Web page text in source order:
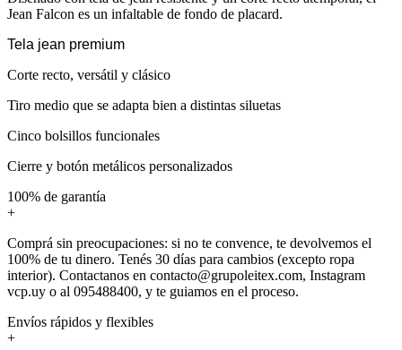
Jean Falcon es un infaltable de fondo de placard.
Tela jean premium
Corte recto, versátil y clásico
Tiro medio que se adapta bien a distintas siluetas
Cinco bolsillos funcionales
Cierre y botón metálicos personalizados
100% de garantía
+
Comprá sin preocupaciones: si no te convence, te devolvemos el
100% de tu dinero. Tenés 30 días para cambios (excepto ropa
interior). Contactanos en contacto@grupoleitex.com, Instagram
vcp.uy o al 095488400, y te guiamos en el proceso.
Envíos rápidos y flexibles
+